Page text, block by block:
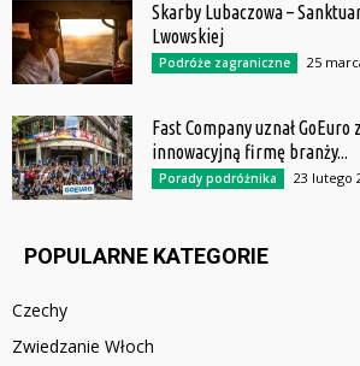
Skarby Lubaczowa –
Lwowskiej
Podróże zagraniczne 25
Fast Company uznał
innowacyjną firmę branży...
Porady podróżnika 23 lutego
POPULARNE KATEGORIE
Czechy
Zwiedzanie Włoch